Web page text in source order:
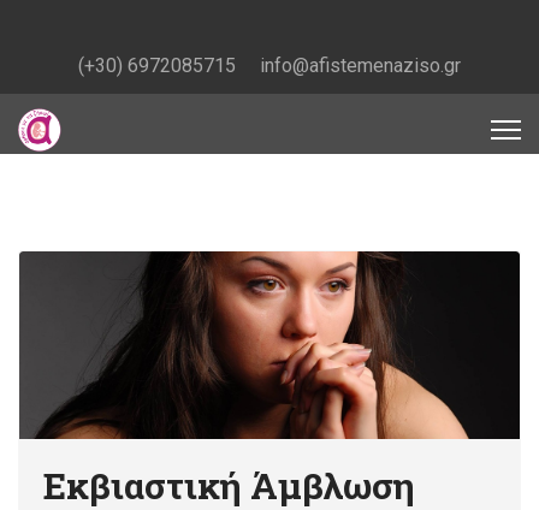
(+30) 6972085715 info@afistemenaziso.gr
Εκβιαστική Άμβλωση